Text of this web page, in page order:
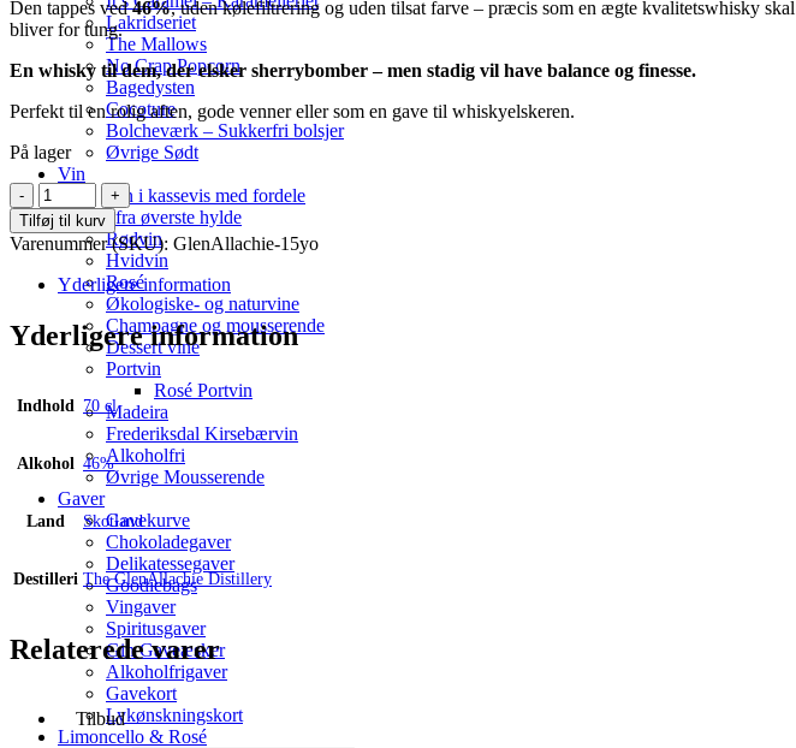
Lakridseriet
The Mallows
No Crap Popcorn
Bagedysten
Cocoture
Bolcheværk – Sukkerfri bolsjer
Øvrige Sødt
Vin
Vin i kassevis med fordele
..fra øverste hylde
Rødvin
Hvidvin
Rosé
Økologiske- og naturvine
Champagne og mousserende
Dessert vine
Portvin
Rosé Portvin
Madeira
Frederiksdal Kirsebærvin
Alkoholfri
Øvrige Mousserende
Gaver
Gavekurve
Chokoladegaver
Delikatessegaver
Goodiebags
Vingaver
Spiritusgaver
Gin Gaveæsker
Alkoholfrigaver
Gavekort
Lykønskningskort
Limoncello & Rosé
Den tappes ved46%, uden kølefiltrering og uden tilsat farve – præcis som en ægte kvalitetswhisky
bliver for tung.
En whisky til dem, der elsker sherrybomber – men stadig vil have balance og finesse.
Perfekt til en rolig aften, gode venner eller som en gave til whiskyelskeren.
På lager
GlenAllachie
-
15
YO
Speyside
Single
Malt
PX-
Oloroso
Casks
antal
Tilføj til kurv
Varenummer (SKU): GlenAllachie-15yo
Yderligere information
Yderligere information
Indhold 70 cl
Alkohol 46%
Land Skotland
Destilleri The GlenAllachie Distillery
Relaterede varer
Tilbud